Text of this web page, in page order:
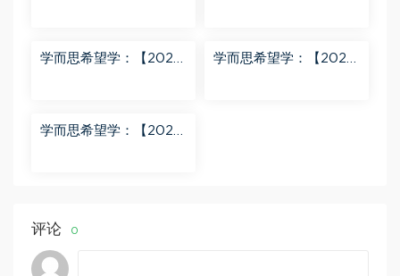
学而思希望学：【2024
学而思希望学：【2023
学而思希望学：【2023
评论 0